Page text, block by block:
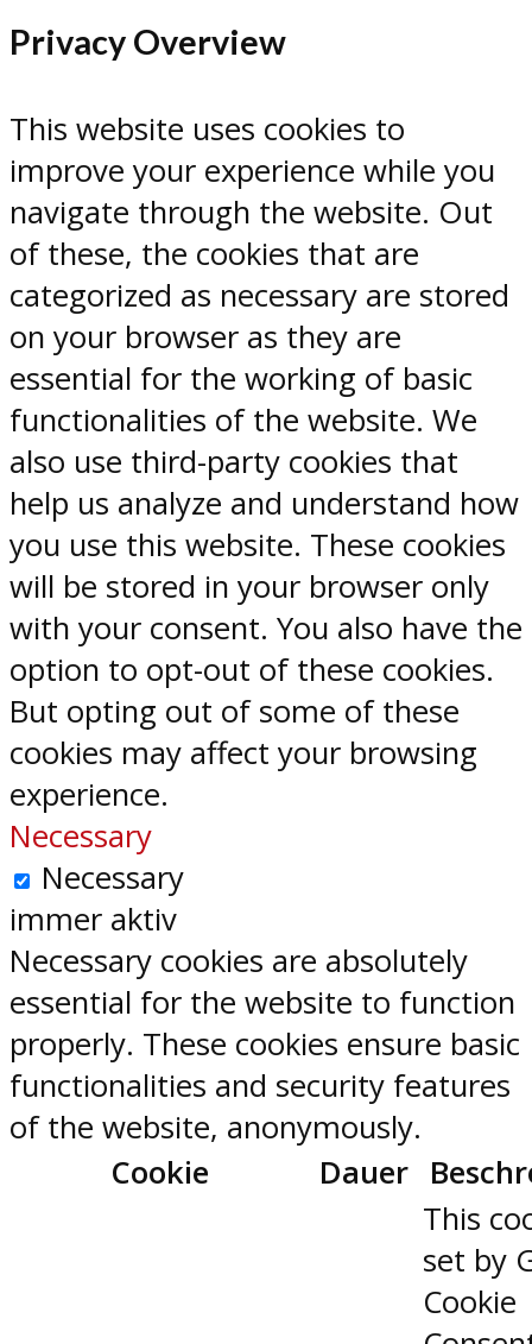
Privacy Overview
This website uses cookies to
improve your experience while you
navigate through the website. Out
of these, the cookies that are
categorized as necessary are stored
on your browser as they are
essential for the working of basic
functionalities of the website. We
also use third-party cookies that
help us analyze and understand how
you use this website. These cookies
will be stored in your browser only
with your consent. You also have the
option to opt-out of these cookies.
But opting out of some of these
cookies may affect your browsing
experience.
Necessary
Necessary
immer aktiv
Necessary cookies are absolutely
essential for the website to function
properly. These cookies ensure basic
functionalities and security features
of the website, anonymously.
Cookie
Dauer
This
set by
Cookie